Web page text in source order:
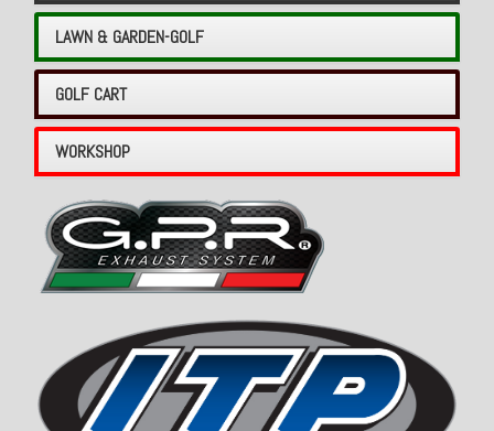
LAWN & GARDEN-GOLF
GOLF CART
WORKSHOP